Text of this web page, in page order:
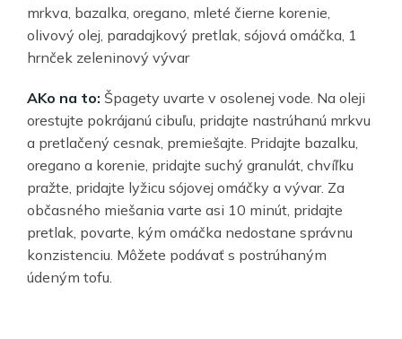
mrkva, bazalka, oregano, mleté čierne korenie,
olivový olej, paradajkový pretlak, sójová omáčka, 1
hrnček zeleninový vývar
AKo na to: Špagety uvarte v osolenej vode. Na oleji
orestujte pokrájanú cibuľu, pridajte nastrúhanú mrkvu
a pretlačený cesnak, premiešajte. Pridajte bazalku,
oregano a korenie, pridajte suchý granulát, chvíľku
pražte, pridajte lyžicu sójovej omáčky a vývar. Za
občasného miešania varte asi 10 minút, pridajte
pretlak, povarte, kým omáčka nedostane správnu
konzistenciu. Môžete podávať s postrúhaným
údeným tofu.